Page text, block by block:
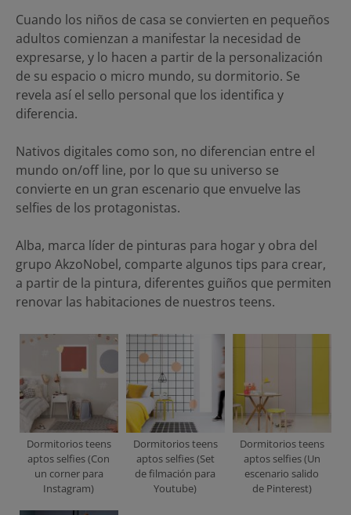
Cuando los niños de casa se convierten en pequeños
adultos comienzan a manifestar la necesidad de
expresarse, y lo hacen a partir de la personalización
de su espacio o micro mundo, su dormitorio. Se
revela así el sello personal que los identifica y
diferencia.
Nativos digitales como son, no diferencian entre el
mundo on/off line, por lo que su universo se
convierte en un gran escenario que envuelve las
selfies de los protagonistas.
Alba, marca líder de pinturas para hogar y obra del
grupo AkzoNobel, comparte algunos tips para crear,
a partir de la pintura, diferentes guiños que permiten
renovar las habitaciones de nuestros teens.
Dormitorios teens
aptos selfies (Con
un corner para
Instagram)
Dormitorios teens
aptos selfies (Set
de filmación para
Youtube)
Dormitorios teens
aptos selfies (Un
escenario salido
de Pinterest)